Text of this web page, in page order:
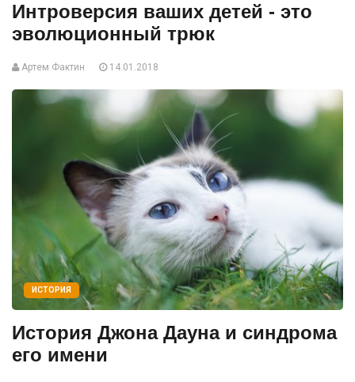
Интроверсия ваших детей - это
эволюционный трюк
Артем Фактин 14.01.2018
ИСТОРИЯ
История Джона Дауна и синдрома
его имени